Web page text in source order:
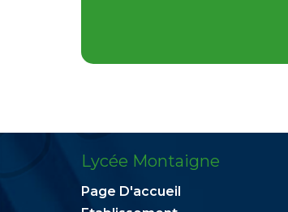
Lycée Montaigne
Page D'accueil